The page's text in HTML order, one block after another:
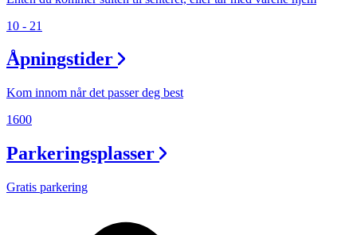
10 - 21
Åpningstider
Kom innom når det passer deg best
1600
Parkeringsplasser
Gratis parkering